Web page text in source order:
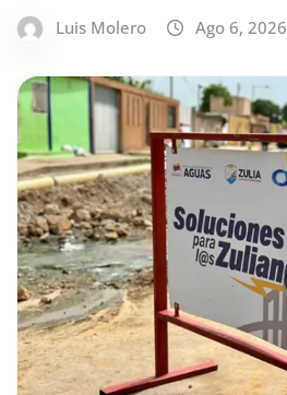
Luis Molero Ago 6, 2026